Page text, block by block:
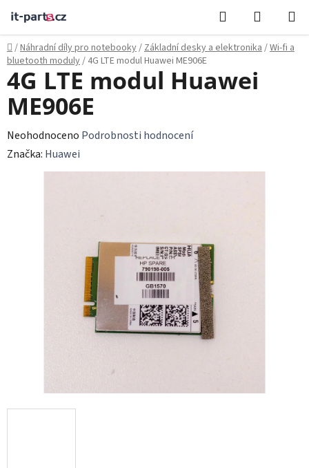
obsah
Hledat
KOŠÍK
Domů
/Náhradní díly pro notebooky/Základní desky a elektronika/Wi‑fi a
bluetooth moduly/ 4G LTE modul Huawei ME906E
4G LTE modul Huawei
ME906E
Průměrné
hodnocení
produktu
Neohodnoceno Podrobnosti hodnocení
Značka: Huawei